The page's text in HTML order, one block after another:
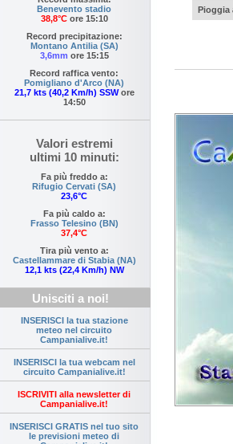
Benevento stadio
38,8°Core 15:10
Record precipitazione:
Montano Antilia (SA)
3,6mm ore 15:15
Record raffica vento:
Pomigliano d'Arco (NA)
21,7 kts (40,2 Km/h) SSWore
14:50
Valori estremi
ultimi 10 minuti:
Fa più freddo a:
Rifugio Cervati (SA)
23,6°C
Fa più caldo a:
Frasso Telesino (BN)
37,4°C
Tira più vento a:
Castellammare di Stabia (NA)
12,1 kts (22,4 Km/h) NW
Unisciti a noi!
INSERISCI la tua stazione
meteo nel circuito
Campanialive.it!
INSERISCI la tua webcam nel
circuito Campanialive.it!
ISCRIVITI alla newsletter di
Campanialive.it!
INSERISCI GRATIS nel tuo sito
le previsioni meteo di
Pioggia